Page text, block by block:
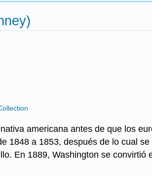
americana antes de que los
1848 a 1853, después de lo cual
En 1889, Washington se convirtió